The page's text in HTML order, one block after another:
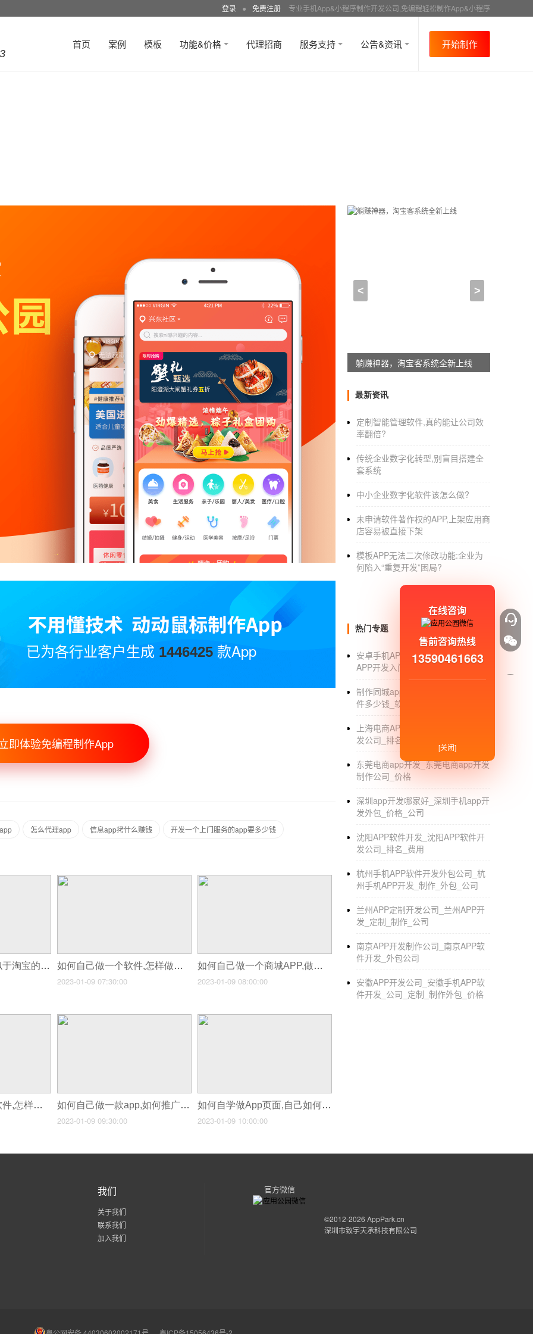
登录 ● 免费注册 专业手机App&小程序制作开发公司,免编程轻松制作App&小程序
首页 案例 模板 功能&价格 代理招商 服务支持 公告&资讯 开始制作
2021-12-09 12:15:00
并支持快速调试。使用这些工具是轻松构建
(1)AndroidSDK——为数不多个也是较好的
(3)DroidDevelop-这是App开发公司使用安装
(4)AIDE-AIDE是一个完整的编辑器和编译器
(5)终端IDE——使用命令行，支持Java/C/C/
【问题补充】现在APP市场这么热，谁能说
开发现在真的很受欢迎。让我给你解释一下
APP是英文Application的缩写，现已翻译成
app开发和html 5 app开发
想学APP开发，首先要学APP的开发语言，
开发语言Objective-C容易，重要的是先学基
独立完成手机app开发
但是，如果你不想学习任何关于APP的编程
这是一项用于创建移动应用程序的服务。它不
件成功应用开发App。APP软件的全功能DIY
2.它不需要用户专业的编程知识和UI设计能
资源，支持自定义上传，只需用户一个想法
已为各行业客户生成 1446425 款App
即体验免编程制作App
怎么代理app 信息app拷什么赚钱 开发一个上门服务的app要多少钱
如何自己做一个类似于淘宝的软件,做一个京东到家一样的APP需要多少钱 如何自己做一个软件,怎样做一个小软件
2023-01-09 07:30:00
如何自己做一个商城APP,做一个小型商城APP需要什么
2023-01-09 08:00:00
如何自己做一个小软件,怎样做一个小软件 如何自己做一款app,如何推广app软件
2023-01-09 09:30:00
如何自学做App页面,自己如何开发安卓APP
2023-01-09 10:00:00
< >
躺赚神器，淘宝客系统全新上线
最新资讯
定制智能管理软件,真的能让公司效
率翻倍?
传统企业数字化转型,别盲目搭建全
套系统
中小企业数字化软件该怎么做?
未申请软件著作权的APP,上架应用商
店容易被直接下架
模板APP无法二次修改功能:企业为
何陷入“重复开发”困局?
热门专题
安卓手机APP开发教程_安卓手机
APP开发入门教程视频_软件_工具
制作同城app_制作像58同城app软
件多少钱_软件制作
上海电商APP开发_上海电商APP开
发公司_排名_费用
东莞电商app开发_东莞电商app开发
制作公司_价格
深圳app开发哪家好_深圳手机app开
发外包_价格_公司
沈阳APP软件开发_沈阳APP软件开
发公司_排名_费用
杭州手机APP软件开发外包公司_杭
州手机APP开发_制作_外包_公司
兰州APP定制开发公司_兰州APP开
发_定制_制作_公司
南京APP开发制作公司_南京APP软
件开发_外包公司
安徽APP开发公司_安徽手机APP软
件开发_公司_定制_制作外包_价格
我们
关于我们
联系我们
加入我们
官方微信
©2012-2026 AppPark.cn
深圳市致宇天承科技有限公司
在线咨询
售前咨询热线
13590461663
[关闭]